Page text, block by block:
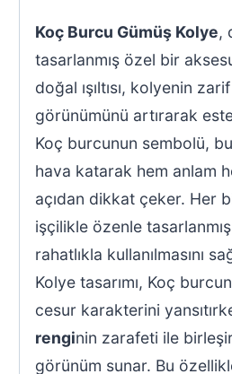
Koç Burcu Gümüş Kolye,
tasarlanmış özel bir
doğal ışıltısı, kolyenin
görünümünü artırarak
Koç burcunun sembolü,
hava katarak hem anlam
açıdan dikkat çeker. Her
işçilikle özenle
rahatlıkla kullanılmasını
Kolye tasarımı, Koç
cesur karakterini
renginin zarafeti ile
görünüm sunar. Bu